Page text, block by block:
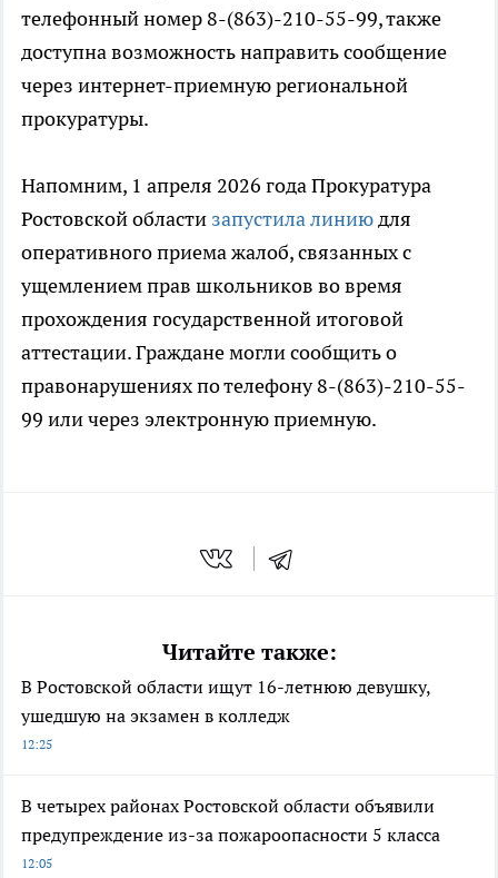
телефонный номер 8-(863)-210-55-99, также
доступна возможность направить сообщение
через интернет-приемную региональной
прокуратуры.
Напомним, 1 апреля 2026 года Прокуратура
Ростовской области запустила линиюдля
оперативного приема жалоб, связанных с
ущемлением прав школьников во время
прохождения государственной итоговой
аттестации. Граждане могли сообщить о
правонарушениях по телефону 8-(863)-210-55-
99 или через электронную приемную.
Читайте также:
В Ростовской области ищут 16-летнюю девушку,
ушедшую на экзамен в колледж
12:25
В четырех районах Ростовской области объявили
предупреждение из-за пожароопасности 5 класса
12:05